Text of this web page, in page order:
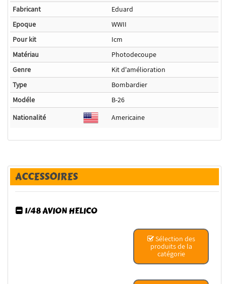
Fabricant
Eduard
Epoque
WWII
Pour kit
Icm
Matériau
Photodecoupe
Genre
Kit d'amélioration
Type
Bombardier
Modéle
B-26
Nationalité
Americaine
ACCESSOIRES
1/48 AVION HELICO
Sélection des
produits de la
catégorie